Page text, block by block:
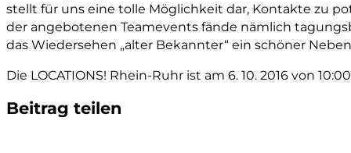
stellt für uns eine tolle Möglichkeit dar, Kontakte zu
der angebotenen Teamevents fände nämlich
das Wiedersehen „alter Bekannter“ ein schöner
Die LOCATIONS! Rhein-Ruhr ist am 6. 10. 2016 von
Beitrag teilen